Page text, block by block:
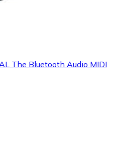
The Bluetooth Audio MIDI